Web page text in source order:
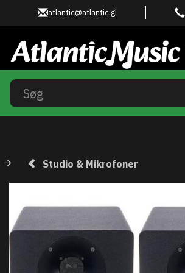
atlantic@atlantic.gl
Studio & Mikrofoner